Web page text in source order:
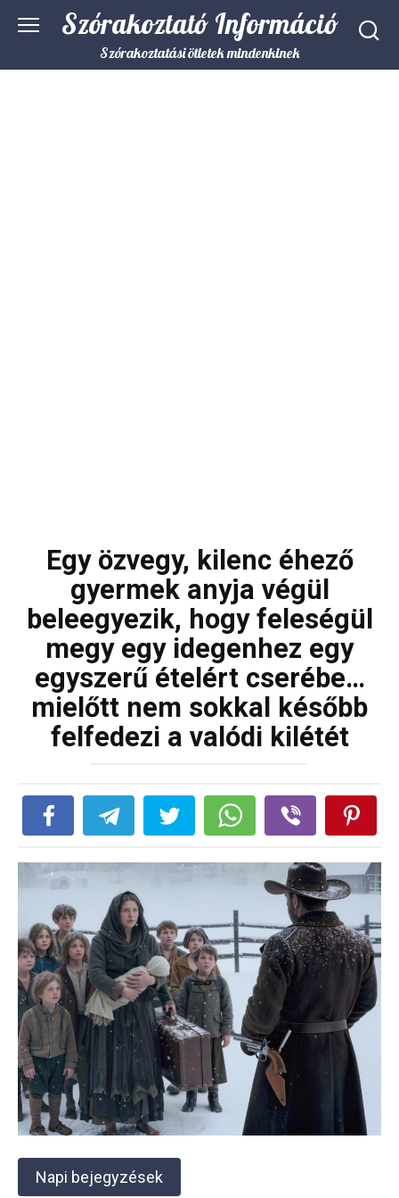
Szórakoztató Információ
Szórakoztatási ötletek mindenkinek
Egy özvegy, kilenc éhező
gyermek anyja végül
beleegyezik, hogy feleségül
megy egy idegenhez egy
egyszerű ételért cserébe…
mielőtt nem sokkal később
felfedezi a valódi kilétét
Napi bejegyzések